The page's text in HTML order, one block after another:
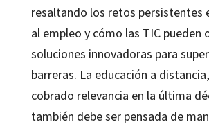
resaltando los retos persistentes
al empleo y cómo las TIC pueden
soluciones innovadoras para
barreras. La educación a
cobrado relevancia en la última
también debe ser pensada de